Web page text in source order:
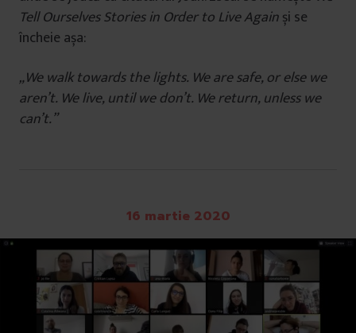
Tell Ourselves Stories in Order to Live Againși se
încheie așa:
„We walk towards the lights. We are safe, or else we
aren’t. We live, until we don’t. We return, unless we
can’t.”
16 martie 2020